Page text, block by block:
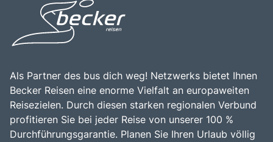
Als Partner des bus dich weg! Netzwerks bietet Ihnen
Becker Reisen eine enorme Vielfalt an europaweiten
Reisezielen. Durch diesen starken regionalen Verbund
profitieren Sie bei jeder Reise von unserer 100 %
Durchführungsgarantie. Planen Sie Ihren Urlaub völlig